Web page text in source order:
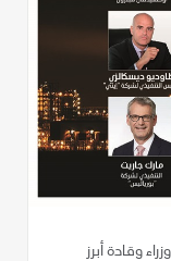
وقادة أبرز